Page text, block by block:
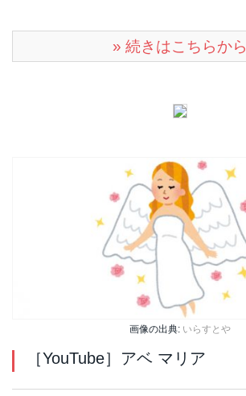
» 続きはこちらから
画像の出典: いらすとや
［YouTube］アベ マリア